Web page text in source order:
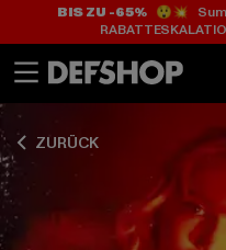
BIS ZU -65%😲💥
ZURÜCK